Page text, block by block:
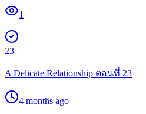
1
23
A Delicate Relationship ตอนที่ 23
4 months ago